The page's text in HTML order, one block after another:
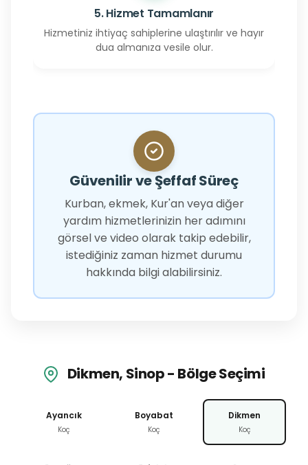
5. Hizmet Tamamlanır
Hizmetiniz ihtiyaç sahiplerine ulaştırılır ve hayır
dua almanıza vesile olur.
Güvenilir ve Şeffaf Süreç
Kurban, ekmek, Kur'an veya diğer
yardım hizmetlerinizin her adımını
görsel ve video olarak takip edebilir,
istediğiniz zaman hizmet durumu
hakkında bilgi alabilirsiniz.
Dikmen, Sinop - Bölge Seçimi
Ayancık
Koç
Boyabat
Koç
Dikmen
Koç